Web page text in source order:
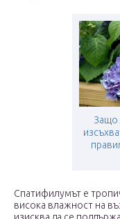
Защо
Спатифилумът е
висока влажност на
изисква да се